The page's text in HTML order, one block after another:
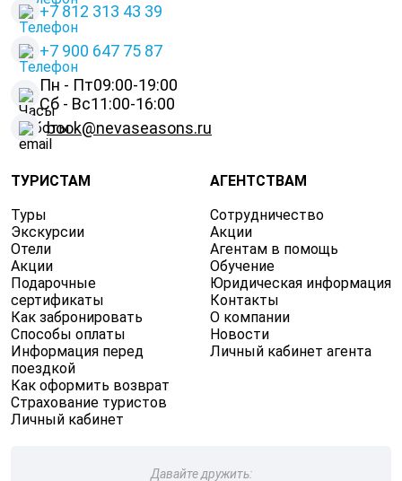
+7 812 313 43 39
+7 900 647 75 87
Пн - Пт09:00-19:00
Сб - Вс11:00-16:00
book@nevaseasons.ru
ТУРИСТАМ
Туры
Экскурсии
Отели
Акции
Подарочные
сертификаты
Как забронировать
Способы оплаты
Информация перед
поездкой
Как оформить возврат
Страхование туристов
Личный кабинет
АГЕНТСТВАМ
Сотрудничество
Акции
Агентам в помощь
Обучение
Юридическая информация
Контакты
О компании
Новости
Личный кабинет агента
Давайте дружить: